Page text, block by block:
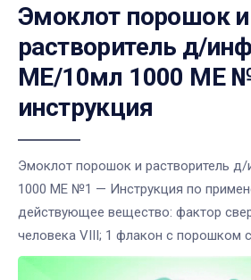
Эмоклот порошок и
растворитель д/
МЕ/10мл 1000 МЕ
инструкция
Эмоклот порошок и растворитель
1000 МЕ №1 — Инструкция по
действующее вещество: фактор
человека VIII; 1 флакон с порошком